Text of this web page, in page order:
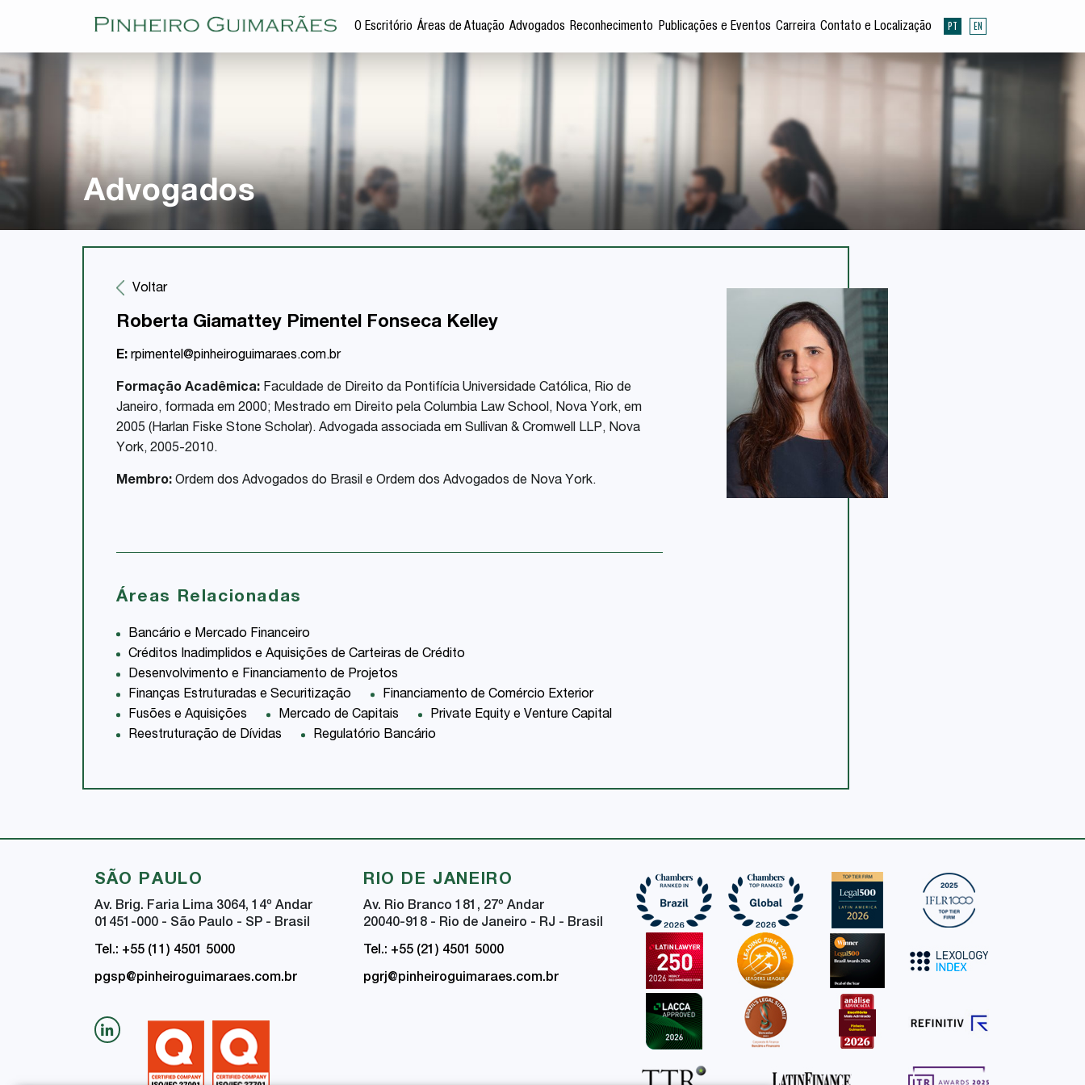
O Escritório Áreas de Atuação Advogados Reconhecimento Publicações e Eventos Carreira Contato e Localização PT EN
Advogados
Voltar
Roberta Giamattey Pimentel Fonseca Kelley
E: rpimentel@pinheiroguimaraes.com.br
Formação Acadêmica: Faculdade de Direito da Pontifícia Universidade Católica, Rio de
Janeiro, formada em 2000; Mestrado em Direito pela Columbia Law School, Nova York, em
2005 (Harlan Fiske Stone Scholar). Advogada associada em Sullivan & Cromwell LLP, Nova
York, 2005-2010.
Membro: Ordem dos Advogados do Brasil e Ordem dos Advogados de Nova York.
Áreas Relacionadas
Bancário e Mercado Financeiro
Créditos Inadimplidos e Aquisições de Carteiras de Crédito
Desenvolvimento e Financiamento de Projetos
Finanças Estruturadas e Securitização
Financiamento de Comércio Exterior
Fusões e Aquisições
Mercado de Capitais
Private Equity e Venture Capital
Reestruturação de Dívidas
Regulatório Bancário
SÃO PAULO
Av. Brig. Faria Lima 3064, 14º Andar
01451-000 - São Paulo - SP - Brasil
Tel.: +55 (11) 4501 5000
pgsp@pinheiroguimaraes.com.br
RIO DE JANEIRO
Av. Rio Branco 181, 27º Andar
20040-918 - Rio de Janeiro - RJ - Brasil
Tel.: +55 (21) 4501 5000
pgrj@pinheiroguimaraes.com.br